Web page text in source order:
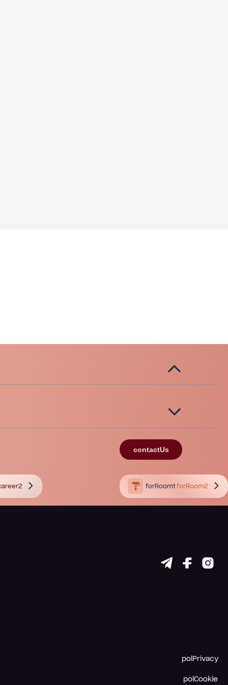
contactUs
forRoom1 forRoom2
polPrivacy
polCookie